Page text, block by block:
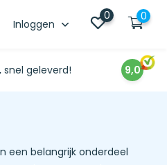
Inloggen
0 0
snel geleverd! 9,0
een belangrijk onderdeel